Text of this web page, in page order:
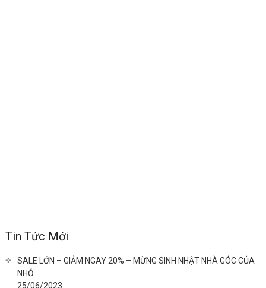
Tin Tức Mới
SALE LỚN – GIẢM NGAY 20% – MỪNG SINH NHẬT NHÀ GÓC CỦA
NHỎ
25/06/2023